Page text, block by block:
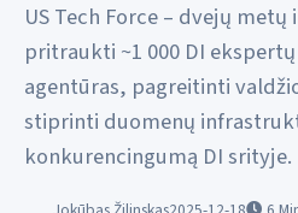
US Tech Force – dvejų
pritraukti ~1 000 DI
agentūras, pagreitinti
stiprinti duomenų
konkurencingumą DI srityje.